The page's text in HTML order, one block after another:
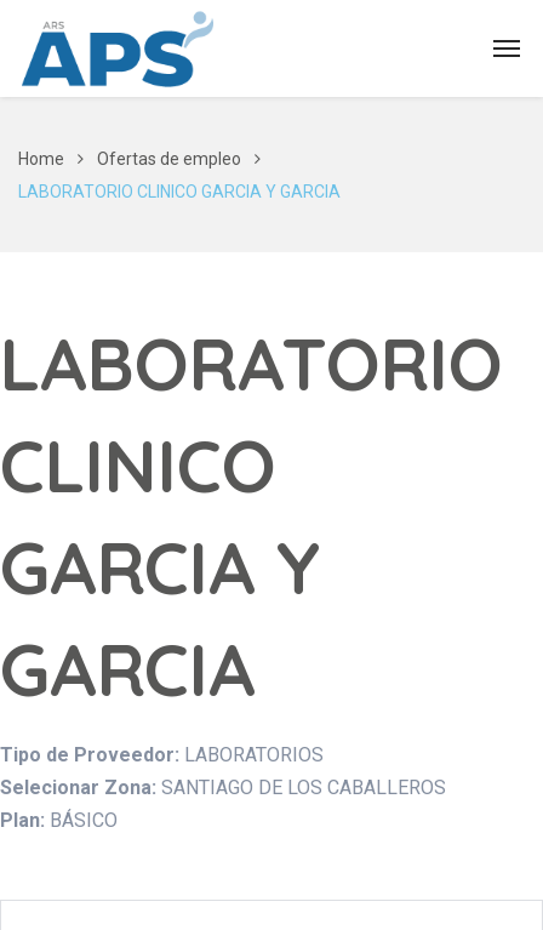
Home
Ofertas de empleo
LABORATORIO CLINICO GARCIA Y GARCIA
LABORATORIO
CLINICO
GARCIA Y
GARCIA
Tipo de Proveedor: LABORATORIOS
Selecionar Zona: SANTIAGO DE LOS CABALLEROS
Plan: BÁSICO